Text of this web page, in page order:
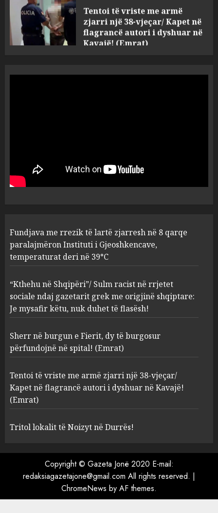
flagrancë autori i dyshuar në
Kavajë! (Emrat)
AUGUST 8, 2026
Tritol lokalit të Noizyt në
1
paralajmëron Instituti i
Gjeoshkencave, temperaturat
deri në 39°C
2
racist në rrjetet sociale ndaj
gazetarit grek me origjinë
shqiptare: Je mysafir këtu,
nuk duhet të flasësh!
3
Sherr në burgun e Fierit, dy të
burgosur përfundojnë në
AUGUST 8, 2026
Tentoi të vriste me armë
zjarri një 38-vjeçar/ Kapet në
flagrancë autori i dyshuar në
Kavajë! (Emrat)
Tritol lokalit të Noizyt në
Durrës!
AUGUST 8, 2026
Fundjava me rrezik të lartë zjarresh në 8 qarqe
paralajmëron Instituti i Gjeoshkencave,
temperaturat deri në 39°C
“Kthehu në Shqipëri”/ Sulm racist në rrjetet
sociale ndaj gazetarit grek me origjinë shqiptare:
Je mysafir këtu, nuk duhet të flasësh!
Sherr në burgun e Fierit, dy të burgosur
përfundojnë në spital! (Emrat)
Tentoi të vriste me armë zjarri një 38-vjeçar/
Kapet në flagrancë autori i dyshuar në Kavajë!
(Emrat)
Tritol lokalit të Noizyt në Durrës!
Copyright © Gazeta Jonë 2020 E-mail:
redaksiagazetajone@gmail.com All rights reserved. |
ChromeNews by AF themes.